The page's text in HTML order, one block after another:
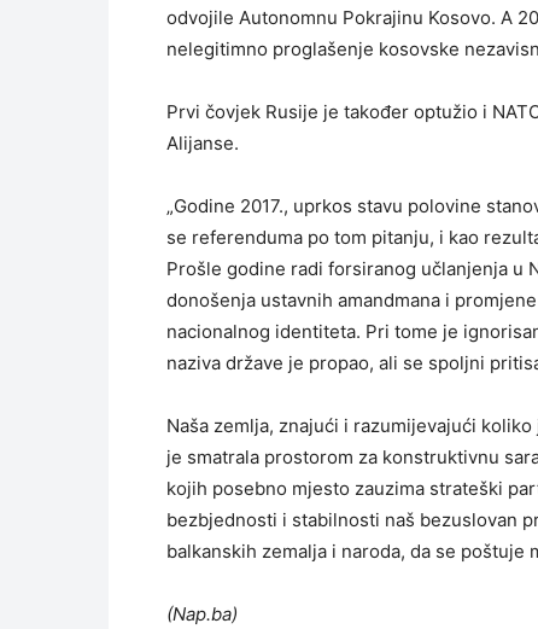
odvojile Autonomnu Pokrajinu Kosovo. A
nelegitimno proglašenje kosovske
Prvi čovjek Rusije je također optužio i
Alijanse.
„Godine 2017., uprkos stavu polovine
se referenduma po tom pitanju, i kao
Prošle godine radi forsiranog učlanjenja u
donošenja ustavnih amandmana i
nacionalnog identiteta. Pri tome je
naziva države je propao, ali se spoljni
Naša zemlja, znajući i razumijevajući
je smatrala prostorom za konstruktivnu
kojih posebno mjesto zauzima strateški
bezbjednosti i stabilnosti naš bezuslovan
balkanskih zemalja i naroda, da se poštuje
(Nap.ba)